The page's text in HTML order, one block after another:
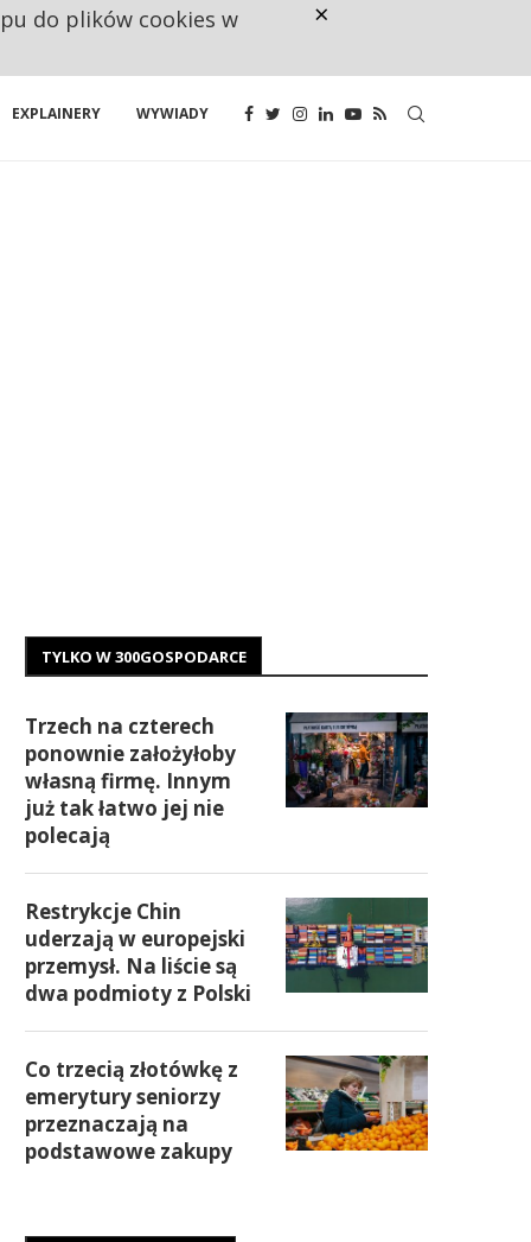
EXPLAINERY WYWIADY
TYLKO W 300GOSPODARCE
Trzech na czterech
ponownie założyłoby
własną firmę. Innym
już tak łatwo jej nie
polecają
Restrykcje Chin
uderzają w europejski
przemysł. Na liście są
dwa podmioty z Polski
Co trzecią złotówkę z
emerytury seniorzy
przeznaczają na
podstawowe zakupy
do plików cookies w ×